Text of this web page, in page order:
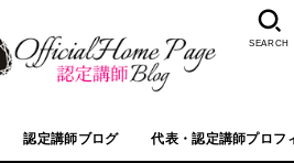
認定講師ブログ 代表・認定講師プロフ
SEARCH